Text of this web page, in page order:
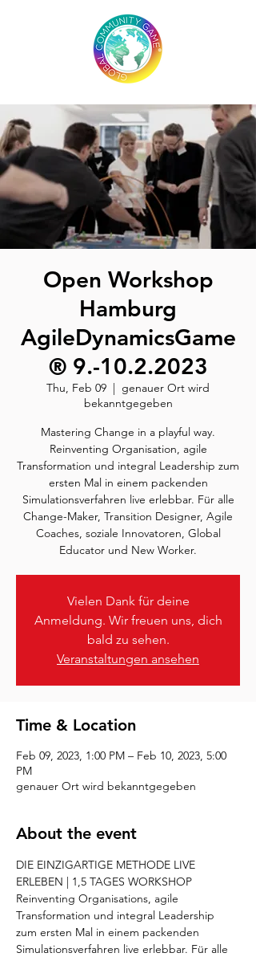
Open Workshop
Hamburg
AgileDynamicsGame
® 9.-10.2.2023
Thu, Feb 09
  |
genauer Ort wird
bekanntgegeben
Mastering Change in a playful way.
Reinventing Organisation, agile
Transformation und integral Leadership zum
ersten Mal in einem packenden
Simulationsverfahren live erlebbar. Für alle
Change-Maker, Transition Designer, Agile
Coaches, soziale Innovatoren, Global
Educator und New Worker.
Vielen Dank für deine
Anmeldung. Wir freuen uns, dich
bald zu sehen.
Veranstaltungen ansehen
Time & Location
Feb 09, 2023, 1:00 PM – Feb 10, 2023, 5:00
PM
genauer Ort wird bekanntgegeben
About the event
DIE EINZIGARTIGE METHODE LIVE
ERLEBEN | 1,5 TAGES WORKSHOP
Reinventing Organisations, agile
Transformation und integral Leadership
zum ersten Mal in einem packenden
Simulationsverfahren live erlebbar. Für alle